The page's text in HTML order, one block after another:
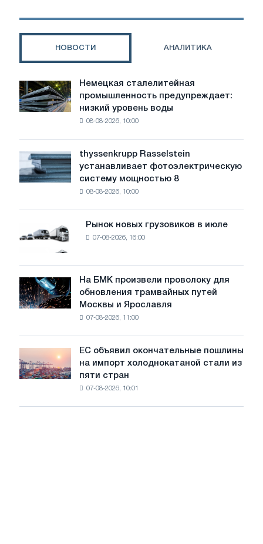
Atlant
НОВОСТИ АНАЛИТИКА
Немецкая
сталелитейная
промышленность
предупреждает:
воды
угрожает
Немецкая сталелитейная
промышленность предупреждает:
низкий уровень воды
08-08-2026, 10:00
thyssenkrupp
Rasselstein
устанавливает
фотоэлектрическую
целей
обезуглероживания
thyssenkrupp Rasselstein
устанавливает фотоэлектрическую
систему мощностью 8
08-08-2026, 10:00
Рынок
новых
грузовиков
в
июле
Рынок новых грузовиков в июле
07-08-2026, 16:00
На
БМК
произвели
трамвайных
путей
Ярославля
На БМК произвели проволоку для
обновления трамвайных путей
Москвы и Ярославля
07-08-2026, 11:00
объявил
окончательные
ЕС объявил окончательные пошлины
на импорт холоднокатаной стали из
пяти стран
07-08-2026, 10:01